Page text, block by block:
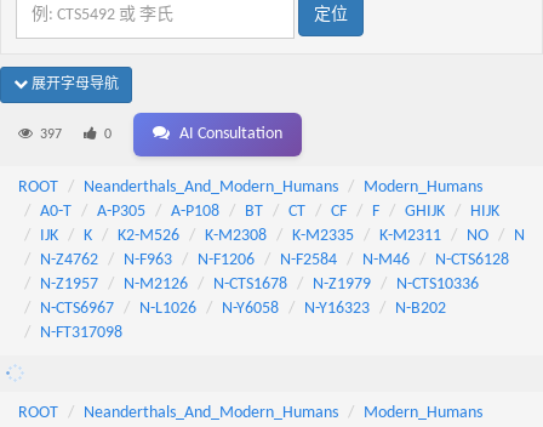
展开字母导航
397 0 AI Consultation
ROOT Neanderthals_And_Modern_Humans
Modern_Humans
A0-T
A-P305 A-P108 BT CT CF F GHIJK
HIJK
IJK
K K2-M526 K-M2308 K-M2335 K-M2311 NO
N
N-Z4762
N-F963 N-F1206 N-F2584 N-M46
N-CTS6128
N-Z1957
N-M2126 N-CTS1678 N-Z1979
N-CTS10336
N-CTS6967
N-L1026 N-Y6058 N-Y16323
N-B202
N-FT317098
ROOT Neanderthals_And_Modern_Humans
Modern_Humans